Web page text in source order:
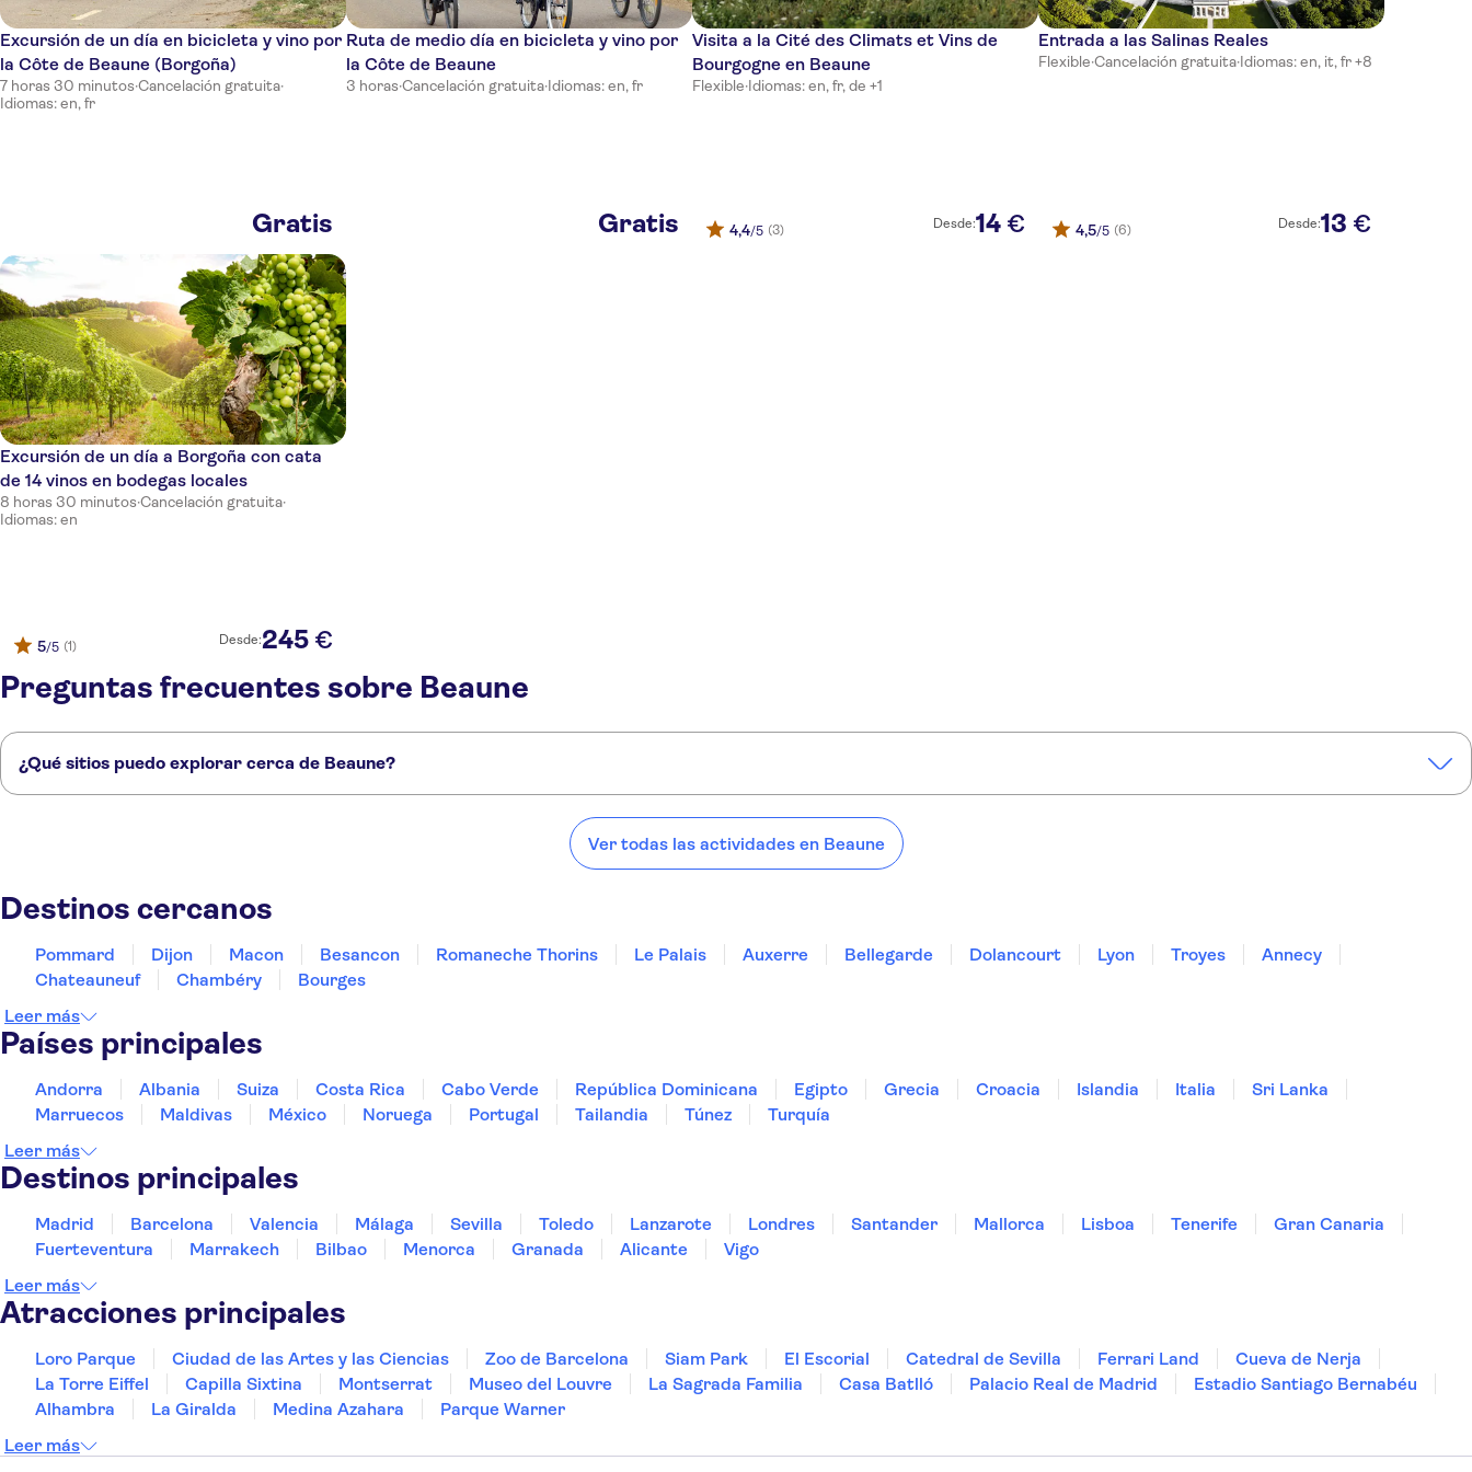
Excursión de un día en bicicleta y vino por
la Côte de Beaune (Borgoña)
7 horas 30 minutos·Cancelación gratuita·
Idiomas: en, fr
Gratis
Ruta de medio día en bicicleta y vino por
la Côte de Beaune
3 horas·Cancelación gratuita·Idiomas: en, fr
Gratis
Visita a la Cité des Climats et Vins de
Bourgogne en Beaune
Flexible·Idiomas: en, fr, de +1
4,4/5 (3) Desde:14 €
Entrada a las Salinas Reales
Flexible·Cancelación gratuita·Idiomas: en, it, fr +8
4,5/5 (6) Desde:13 €
Excursión de un día a Borgoña con cata
de 14 vinos en bodegas locales
8 horas 30 minutos·Cancelación gratuita·
Idiomas: en
5/5 (1) Desde:245 €
Preguntas frecuentes sobre Beaune
¿Qué sitios puedo explorar cerca de Beaune?
Ver todas las actividades en Beaune
Destinos cercanos
Pommard Dijon Macon Besancon Romaneche Thorins Le Palais Auxerre Bellegarde Dolancourt Lyon Troyes
Annecy
Chateauneuf
Chambéry
Bourges
Leer más
Países principales
Andorra Albania Suiza Costa Rica Cabo Verde República Dominicana Egipto Grecia Croacia Islandia Italia
Sri Lanka
Marruecos
Maldivas México Noruega Portugal Tailandia Túnez
Turquía
Leer más
Destinos principales
Madrid Barcelona Valencia Málaga Sevilla Toledo Lanzarote Londres Santander Mallorca Lisboa Tenerife
Gran Canaria
Fuerteventura
Marrakech Bilbao Menorca Granada Alicante
Vigo
Leer más
Atracciones principales
Loro Parque Ciudad de las Artes y las Ciencias Zoo de Barcelona Siam Park El Escorial Catedral de Sevilla Ferrari Land
Cueva de Nerja
La Torre Eiffel
Capilla Sixtina Montserrat Museo del Louvre La Sagrada Familia Casa Batlló Palacio Real de Madrid
Estadio Santiago Bernabéu
Alhambra
La Giralda Medina Azahara
Parque Warner
Leer más